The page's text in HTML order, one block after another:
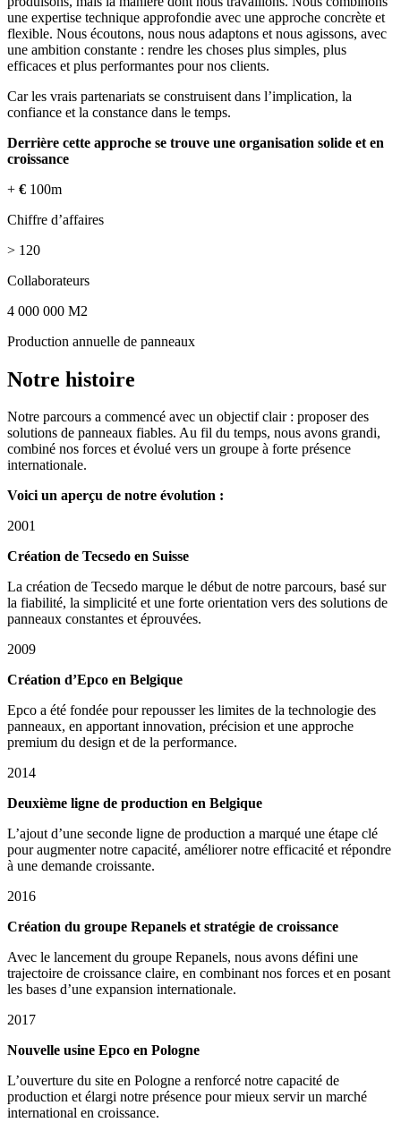
une expertise technique approfondie avec une approche concrète et
flexible. Nous écoutons, nous nous adaptons et nous agissons, avec
une ambition constante : rendre les choses plus simples, plus
efficaces et plus performantes pour nos clients.
Car les vrais partenariats se construisent dans l’implication, la
confiance et la constance dans le temps.
Derrière cette approche se trouve une organisation solide et en
croissance
+ € 100m
Chiffre d’affaires
> 120
Collaborateurs
4 000 000 M2
Production annuelle de panneaux
Notre histoire
Notre parcours a commencé avec un objectif clair : proposer des
solutions de panneaux fiables. Au fil du temps, nous avons grandi,
combiné nos forces et évolué vers un groupe à forte présence
internationale.
Voici un aperçu de notre évolution :
2001
Création de Tecsedo en Suisse
La création de Tecsedo marque le début de notre parcours, basé sur
la fiabilité, la simplicité et une forte orientation vers des solutions de
panneaux constantes et éprouvées.
2009
Création d’Epco en Belgique
Epco a été fondée pour repousser les limites de la technologie des
panneaux, en apportant innovation, précision et une approche
premium du design et de la performance.
2014
Deuxième ligne de production en Belgique
L’ajout d’une seconde ligne de production a marqué une étape clé
pour augmenter notre capacité, améliorer notre efficacité et répondre
à une demande croissante.
2016
Création du groupe Repanels et stratégie de croissance
Avec le lancement du groupe Repanels, nous avons défini une
trajectoire de croissance claire, en combinant nos forces et en posant
les bases d’une expansion internationale.
2017
Nouvelle usine Epco en Pologne
L’ouverture du site en Pologne a renforcé notre capacité de
production et élargi notre présence pour mieux servir un marché
international en croissance.